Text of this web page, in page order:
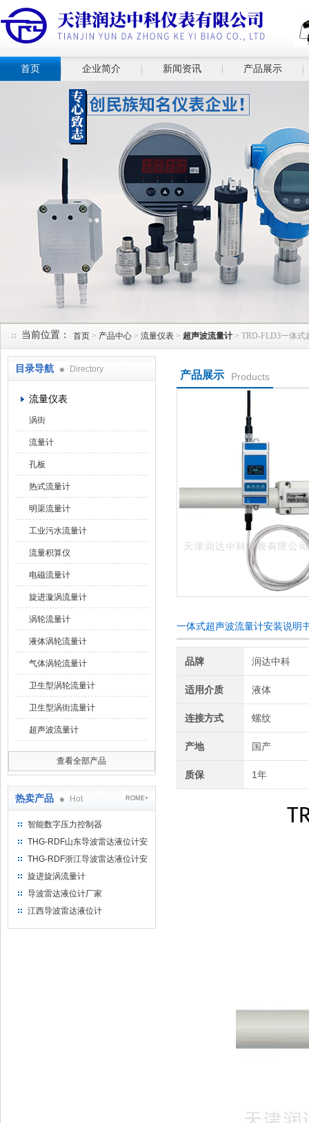
首页 企业简介 新闻资讯 产品展示
当前位置： 首页 > 产品中心 > 流量仪表 > 超声波流量计 > TRD-FLD3一体
目录导航 Directory
流量仪表
涡街
流量计
孔板
热式流量计
明渠流量计
工业污水流量计
流量积算仪
电磁流量计
旋进漩涡流量计
涡轮流量计
液体涡轮流量计
气体涡轮流量计
卫生型涡轮流量计
卫生型涡街流量计
超声波流量计
查看全部产品
热卖产品 Hot ROME+
智能数字压力控制器
THG-RDF山东导波雷达液位计安
装方法
THG-RDF浙江导波雷达液位计安
装方法
旋进旋涡流量计
导波雷达液位计厂家
江西导波雷达液位计
产品展示 Products
一体式超声波流量计安装说明
品牌 润达中科
适用介质 液体
连接方式 螺纹
产地 国产
质保 1年